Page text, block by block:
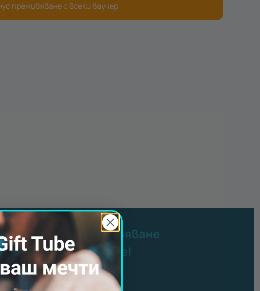
преживяване с всеки ваучер
безплатно преживяване
ваучер от Gift Tube!
за месец август: